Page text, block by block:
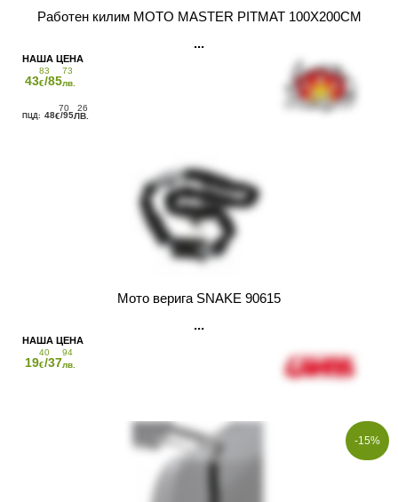
Работен килим MOTO MASTER PITMAT 100X200CM
43
83
€/85
73
лв.
48
70
€/95
26
ЛВ.
Мото верига SNAKE 90615
19
40
€/37
94
лв.
-15%